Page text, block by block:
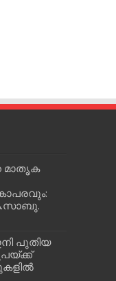
മാതൃക
പുതിയ